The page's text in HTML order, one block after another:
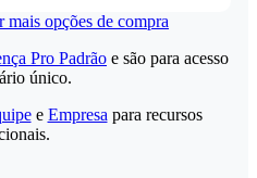
mais opções de compra
Pro Padrão e são para acesso
único.
e Empresa para recursos